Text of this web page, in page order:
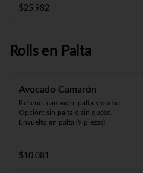
palta. Envuelto en pollo apanado y salsa
maracuyá).
teriyaki).
$25.982
Rolls en Palta
Avocado Camarón
Relleno: camarón, palta y queso.
Opción: sin palta o sin queso.
Envuelto en palta (9 piezas).
$10.081